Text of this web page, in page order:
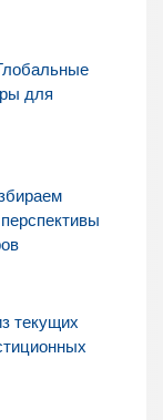
для
текущих